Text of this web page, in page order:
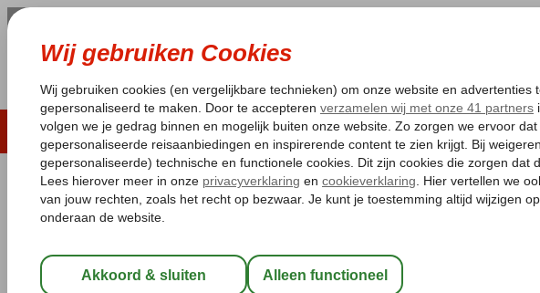
LAST MINUTE ZOMER 2026 ZONVAKANTIE VERRE
Pakketgarantie Laagsteprijsgarantie* Gratis annuleren*
REISGEZELSCHAP
Wijzig Reisgezelschap
Cruise in december
December is de perfecte tijd om